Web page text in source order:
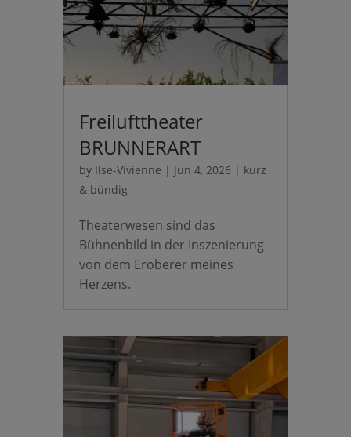
Freilufttheater
BRUNNERART
by Ilse-Vivienne | Jun 4, 2026 | kurz
& bündig
Theaterwesen sind das
Bühnenbild in der Inszenierung
von dem Eroberer meines
Herzens.